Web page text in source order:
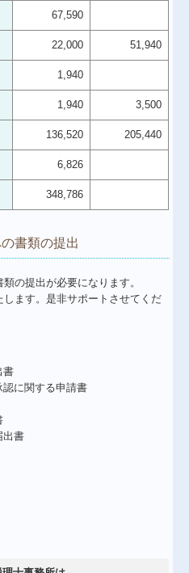
67,590
22,000 51,940
1,940
1,940 3,500
136,520 205,440
6,826
348,786
書類の提出
の提出が必要になります。
ます。是非サポートさせてくだ
書
に関する申請書
出書